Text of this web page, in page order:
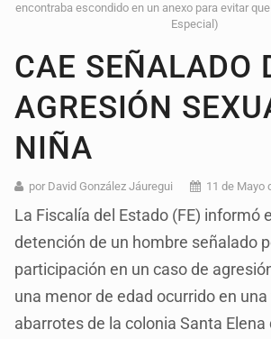
encontraba escondido en un anexo para evitar
Especial)
CAE SEÑALADO
AGRESIÓN
NIÑA
por David González Jáuregui 11 de Mayo
La Fiscalía del Estado (FE) informó
detención de un hombre señalado
participación en un caso de
una menor de edad ocurrido en
abarrotes de la colonia Santa Elena